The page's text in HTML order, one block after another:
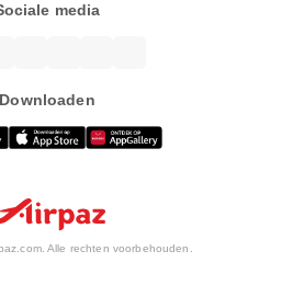
media
Downloaden
Alle rechten voorbehouden.